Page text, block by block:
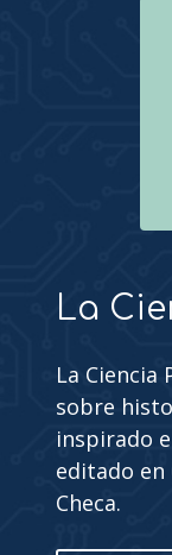
La
La Ciencia
sobre
inspirado
editado en
Checa.